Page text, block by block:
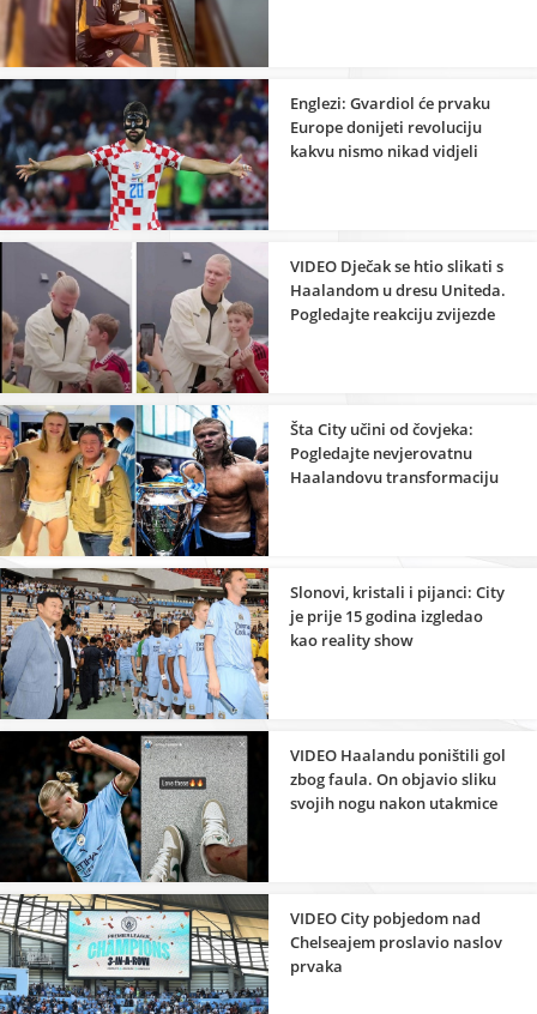
Englezi: Gvardiol će prvaku
Europe donijeti revoluciju
kakvu nismo nikad vidjeli
VIDEO Dječak se htio slikati s
Haalandom u dresu Uniteda.
Pogledajte reakciju zvijezde
Šta City učini od čovjeka:
Pogledajte nevjerovatnu
Haalandovu transformaciju
Slonovi, kristali i pijanci: City
je prije 15 godina izgledao
kao reality show
VIDEO Haalandu poništili gol
zbog faula. On objavio sliku
svojih nogu nakon utakmice
VIDEO City pobjedom nad
Chelseajem proslavio naslov
prvaka